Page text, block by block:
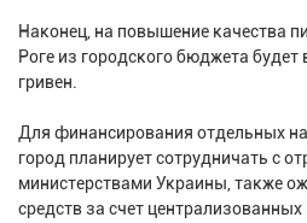
Наконец, на повышение качества
Роге из городского бюджета
гривен.
Для финансирования отдельных
город планирует сотрудничать с
министерствами Украины, также
средств за счет